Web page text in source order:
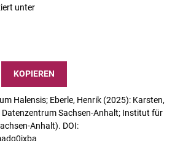
unter
KOPIEREN
Halensis; Eberle, Henrik (2025): Karsten,
Sachsen-Anhalt; Institut für
Anhalt). DOI: